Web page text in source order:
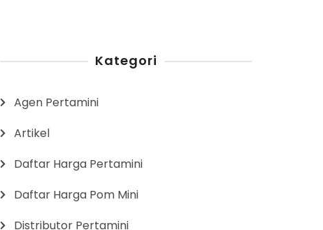
Kategori
Agen Pertamini
Artikel
Daftar Harga Pertamini
Daftar Harga Pom Mini
Distributor Pertamini